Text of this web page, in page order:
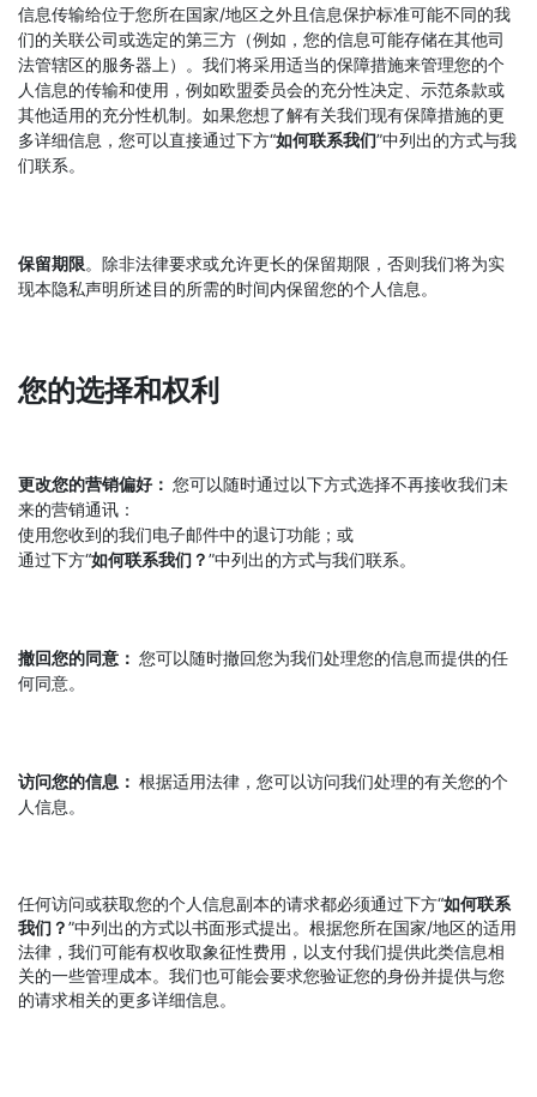
信息传输给位于您所在国家/地区之外且信息保护标准可能不同的我
们的关联公司或选定的第三方（例如，您的信息可能存储在其他司
法管辖区的服务器上）。我们将采用适当的保障措施来管理您的个
人信息的传输和使用，例如欧盟委员会的充分性决定、示范条款或
其他适用的充分性机制。如果您想了解有关我们现有保障措施的更
多详细信息，您可以直接通过下方“如何联系我们”中列出的方式与我
们联系。
保留期限。除非法律要求或允许更长的保留期限，否则我们将为实
现本隐私声明所述目的所需的时间内保留您的个人信息。
您的选择和权利
更改您的营销偏好： 您可以随时通过以下方式选择不再接收我们未
来的营销通讯：
使用您收到的我们电子邮件中的退订功能；或
通过下方“如何联系我们？”中列出的方式与我们联系。
撤回您的同意： 您可以随时撤回您为我们处理您的信息而提供的任
何同意。
访问您的信息： 根据适用法律，您可以访问我们处理的有关您的个
人信息。
任何访问或获取您的个人信息副本的请求都必须通过下方“如何联系
我们？”中列出的方式以书面形式提出。根据您所在国家/地区的适用
法律，我们可能有权收取象征性费用，以支付我们提供此类信息相
关的一些管理成本。我们也可能会要求您验证您的身份并提供与您
的请求相关的更多详细信息。